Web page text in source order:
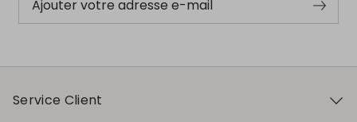
Ajouter votre adresse e-mail
Service Client